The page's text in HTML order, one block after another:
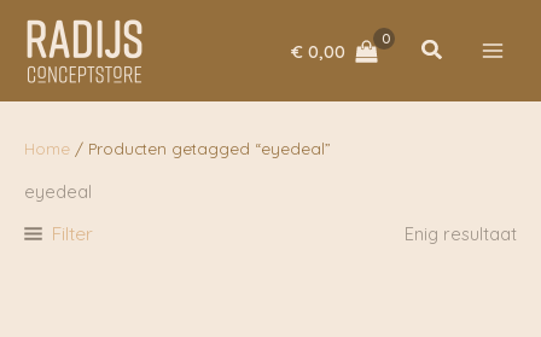
naar
inhoud
€ 0,00 Zoeken
Home / Producten getagged “eyedeal”
eyedeal
Filter Enig resultaat